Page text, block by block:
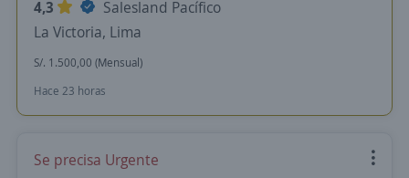
4,3
Salesland Pacífico
La Victoria, Lima
S/. 1.500,00 (Mensual)
Hace 23 horas
Se precisa Urgente